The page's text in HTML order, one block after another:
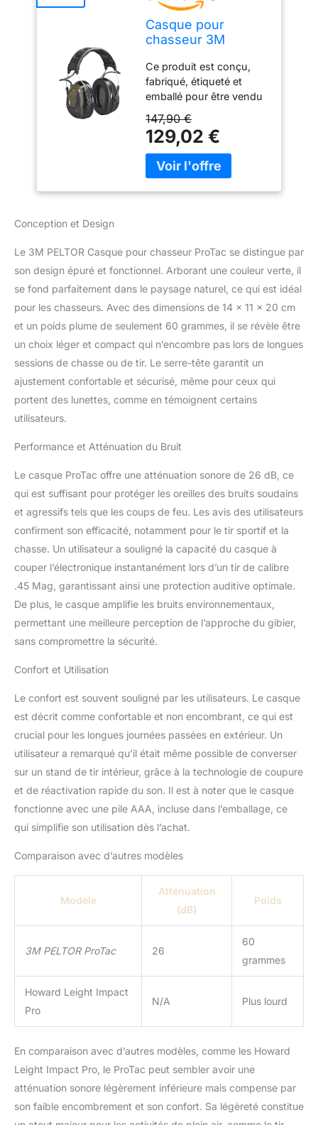
Casque pour
chasseur 3M
dB, vert, serre-tête,
MT13H222A
Ce produit est conçu,
fabriqué, étiqueté et
emballé pour être vendu
et professionnels pour
une utilisation sur le lieu
de travail; Il n'est pas
destiné à la vente aux
pendant la chasse ou le
dépendante du niveau
pour les bruits ambiants
aide à protéger contre les
bruits d'impact nocifs,
tout en permettant aux
sons ambiants d'être
entendus Entrée stéréo
3,5 mm pour écoute
uniquement pour la
connexion à des
portable, une radio ou
une radio de
bidirectionnelle
Augmente votre capacité
à communiquer avec les
autres à proximité ainsi
que votre capacité à
entendre des sons plus
faibles Système de menu
guidé par la voix, donc
pas besoin de retirer
tension automatique du
économiser l'énergie,
avec signal de batterie
faible vous indiquant
quand l'appareil doit être
rechargé
147,90 €
129,02 €
Conception et Design
Le 3M PELTOR Casque pour chasseur ProTac se distingue par
son design épuré et fonctionnel. Arborant une couleur verte, il
se fond parfaitement dans le paysage naturel, ce qui est idéal
pour les chasseurs. Avec des dimensions de 14 x 11 x 20 cm
et un poids plume de seulement 60 grammes, il se révèle être
un choix léger et compact qui n’encombre pas lors de longues
sessions de chasse ou de tir. Le serre-tête garantit un
ajustement confortable et sécurisé, même pour ceux qui
portent des lunettes, comme en témoignent certains
utilisateurs.
Performance et Atténuation du Bruit
Le casque ProTac offre une atténuation sonore de 26 dB, ce
qui est suffisant pour protéger les oreilles des bruits soudains
et agressifs tels que les coups de feu. Les avis des utilisateurs
confirment son efficacité, notamment pour le tir sportif et la
chasse. Un utilisateur a souligné la capacité du casque à
couper l’électronique instantanément lors d’un tir de calibre
.45 Mag, garantissant ainsi une protection auditive optimale.
De plus, le casque amplifie les bruits environnementaux,
permettant une meilleure perception de l’approche du gibier,
sans compromettre la sécurité.
Confort et Utilisation
Le confort est souvent souligné par les utilisateurs. Le casque
est décrit comme confortable et non encombrant, ce qui est
crucial pour les longues journées passées en extérieur. Un
utilisateur a remarqué qu’il était même possible de converser
sur un stand de tir intérieur, grâce à la technologie de coupure
et de réactivation rapide du son. Il est à noter que le casque
fonctionne avec une pile AAA, incluse dans l’emballage, ce
qui simplifie son utilisation dès l’achat.
Comparaison avec d’autres modèles
Modèle
Atténuation
(dB)
Poids
3M PELTOR ProTac 26
60
grammes
Howard Leight Impact
Pro
N/A Plus lourd
En comparaison avec d’autres modèles, comme les Howard
Leight Impact Pro, le ProTac peut sembler avoir une
atténuation sonore légèrement inférieure mais compense par
son faible encombrement et son confort. Sa légèreté constitue